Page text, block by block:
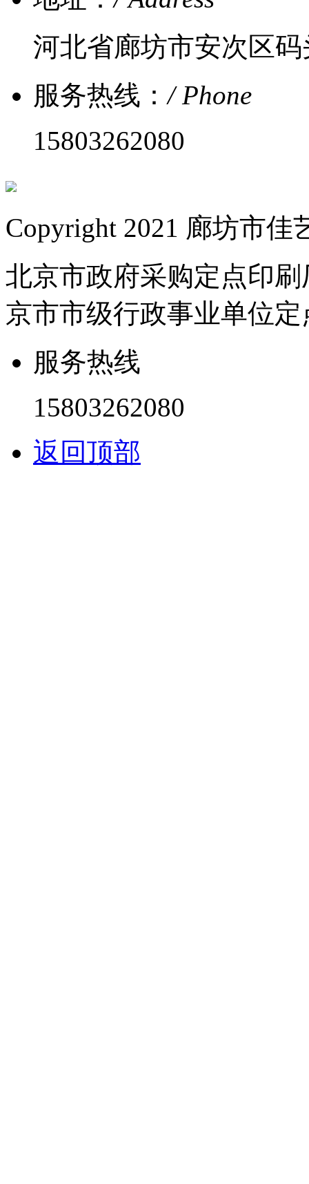
河北省廊坊市安次区码
服务热线：/ Phone
15803262080
Copyright 2021 廊坊市
北京市政府采购定点印
京市市级行政事业单位
服务热线
15803262080
返回顶部